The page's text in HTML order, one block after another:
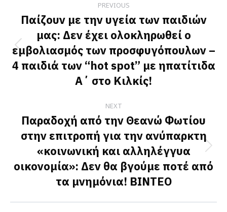
navigation
PREVIOUS
Previous
post:
Παίζουν με την υγεία των παιδιών
μας: Δεν έχει ολοκληρωθεί ο
εμβολιασμός των προσφυγόπουλων –
4 παιδιά των “hot spot” με ηπατίτιδα
Α΄ στο Κιλκίς!
NEXT
Next
post:
Παραδοχή από την Θεανώ Φωτίου
στην επιτροπή για την ανύπαρκτη
«κοινωνική και αλληλέγγυα
οικονομία»: Δεν θα βγούμε ποτέ από
τα μνημόνια! ΒΙΝΤΕΟ